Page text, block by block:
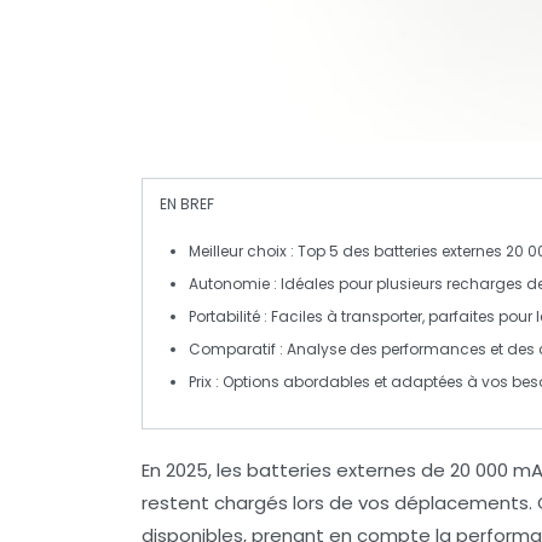
EN BREF
Meilleur choix : Top 5 des batteries externes 20
Autonomie : Idéales pour plusieurs recharges
Portabilité : Faciles à transporter, parfaites pour
Comparatif : Analyse des performances et
Prix : Options abordables et adaptées à vos
En 2025, les batteries externes de 20 000
restent chargés lors de vos
disponibles, prenant en compte la